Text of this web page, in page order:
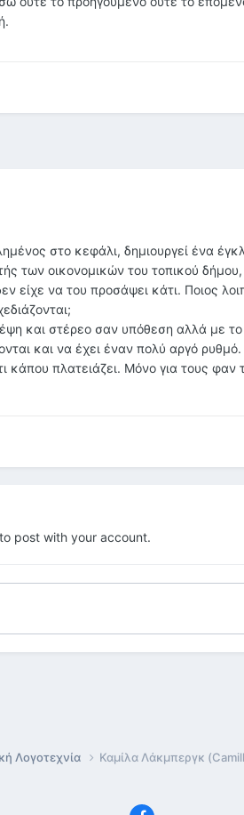
στο κεφάλι, δημιουργεί ένα
των οικονομικών του τοπικού
να του προσάψει κάτι. Ποιος
και στέρεο σαν υπόθεση αλλά με το
και να έχει έναν πολύ αργό
κάπου πλατειάζει. Μόνο για τους
to post with your account.
Λογοτεχνία Καμίλα Λάκμπεργκ